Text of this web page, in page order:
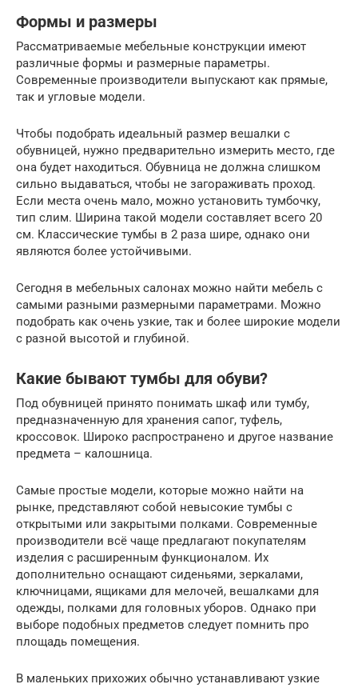
Формы и размеры
Рассматриваемые мебельные конструкции имеют
различные формы и размерные параметры.
Современные производители выпускают как прямые,
так и угловые модели.
Чтобы подобрать идеальный размер вешалки с
обувницей, нужно предварительно измерить место, где
она будет находиться. Обувница не должна слишком
сильно выдаваться, чтобы не загораживать проход.
Если места очень мало, можно установить тумбочку,
тип слим. Ширина такой модели составляет всего 20
см. Классические тумбы в 2 раза шире, однако они
являются более устойчивыми.
Сегодня в мебельных салонах можно найти мебель с
самыми разными размерными параметрами. Можно
подобрать как очень узкие, так и более широкие модели
с разной высотой и глубиной.
Какие бывают тумбы для обуви?
Под обувницей принято понимать шкаф или тумбу,
предназначенную для хранения сапог, туфель,
кроссовок. Широко распространено и другое название
предмета – калошница.
Самые простые модели, которые можно найти на
рынке, представляют собой невысокие тумбы с
открытыми или закрытыми полками. Современные
производители всё чаще предлагают покупателям
изделия с расширенным функционалом. Их
дополнительно оснащают сиденьями, зеркалами,
ключницами, ящиками для мелочей, вешалками для
одежды, полками для головных уборов. Однако при
выборе подобных предметов следует помнить про
площадь помещения.
В маленьких прихожих обычно устанавливают узкие